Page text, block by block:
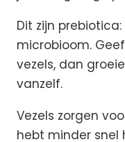
Dit zijn
microbioom.
vezels, dan
vanzelf.
Vezels zorgen
hebt minder snel